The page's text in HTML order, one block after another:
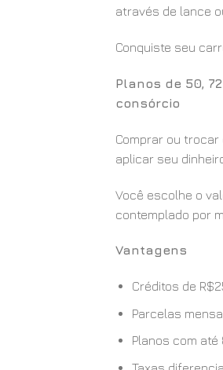
através de lance
Conquiste seu
Planos de 50,
consórcio
Comprar ou
aplicar seu
Você escolhe o
contemplado por
Vantagens
Créditos de
Parcelas
Planos com